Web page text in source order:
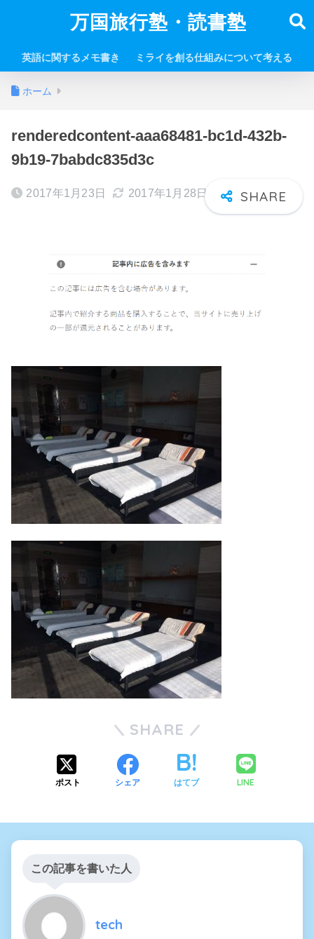
万国旅行塾・読書塾
英語に関するメモ書き ミライを創る仕組みについて考える
ホーム
renderedcontent-aaa68481-bc1d-432b-
9b19-7babdc835d3c
2017年1月23日 2017年1月28日
SHARE
ポスト シェア はてブ LINE
この記事を書いた人
tech